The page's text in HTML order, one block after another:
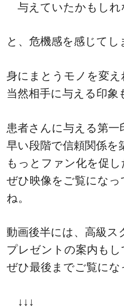
与えていたかもしれ
と、危機感を感じてし
身にまとうモノを変え
当然相手に与える印象
患者さんに与える第一
早い段階で信頼関係を
もっとファン化を促
ぜひ映像をご覧にな
ね。
動画後半には、高級ス
プレゼントの案内も
ぜひ最後までご覧にな
↓↓↓